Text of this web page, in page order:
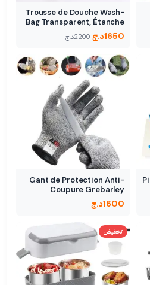
Trousse de Douche Wash-
Bag Transparent, Étanche
1650د.ج 2200د.ج
Gant de Protection Anti-
Coupure Grebarley
1600د.ج
تخفيض